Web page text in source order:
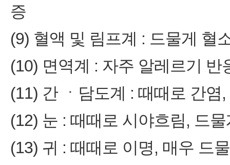
증
(9) 혈액 및 림프계 : 드물게 혈
(10) 면역계 : 자주 알레르기
(11) 간 ㆍ담도계 : 때때로 간
(12) 눈 : 때때로 시야흐림, 드
(13) 귀 : 때때로 이명, 매우 드